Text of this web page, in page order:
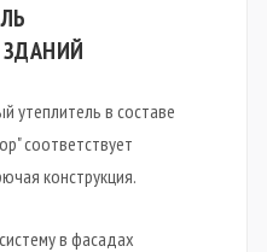
утеплитель в составе
соответствует
конструкция.
в фасадах